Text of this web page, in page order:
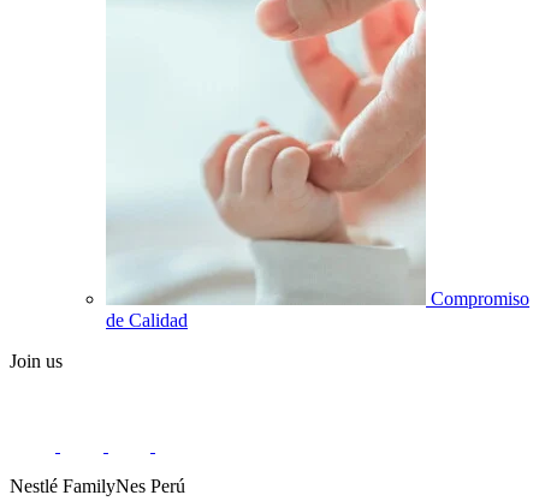
Compromiso
de Calidad
Join us
Nestlé FamilyNes Perú